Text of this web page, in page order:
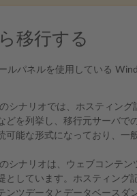
移行する
ルパネルを使用している
シナリオでは、ホスティング
どを列挙し、移行元サーバで
可能な形式になっており、一
シナリオは、ウェブコンテン
しています。ホスティング
ンツデータとデータベースダ